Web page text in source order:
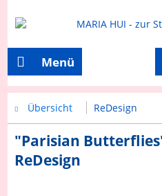
Menü
Übersicht ReDesign
"Parisian
ReDesign